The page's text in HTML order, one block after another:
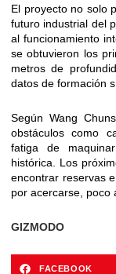
El proyecto no solo
futuro industrial del
al funcionamiento
se obtuvieron los
metros de
datos de formación
Según Wang
obstáculos como
fatiga de
histórica. Los
encontrar reservas
por acercarse, poco
GIZMODO
FACEBOOK